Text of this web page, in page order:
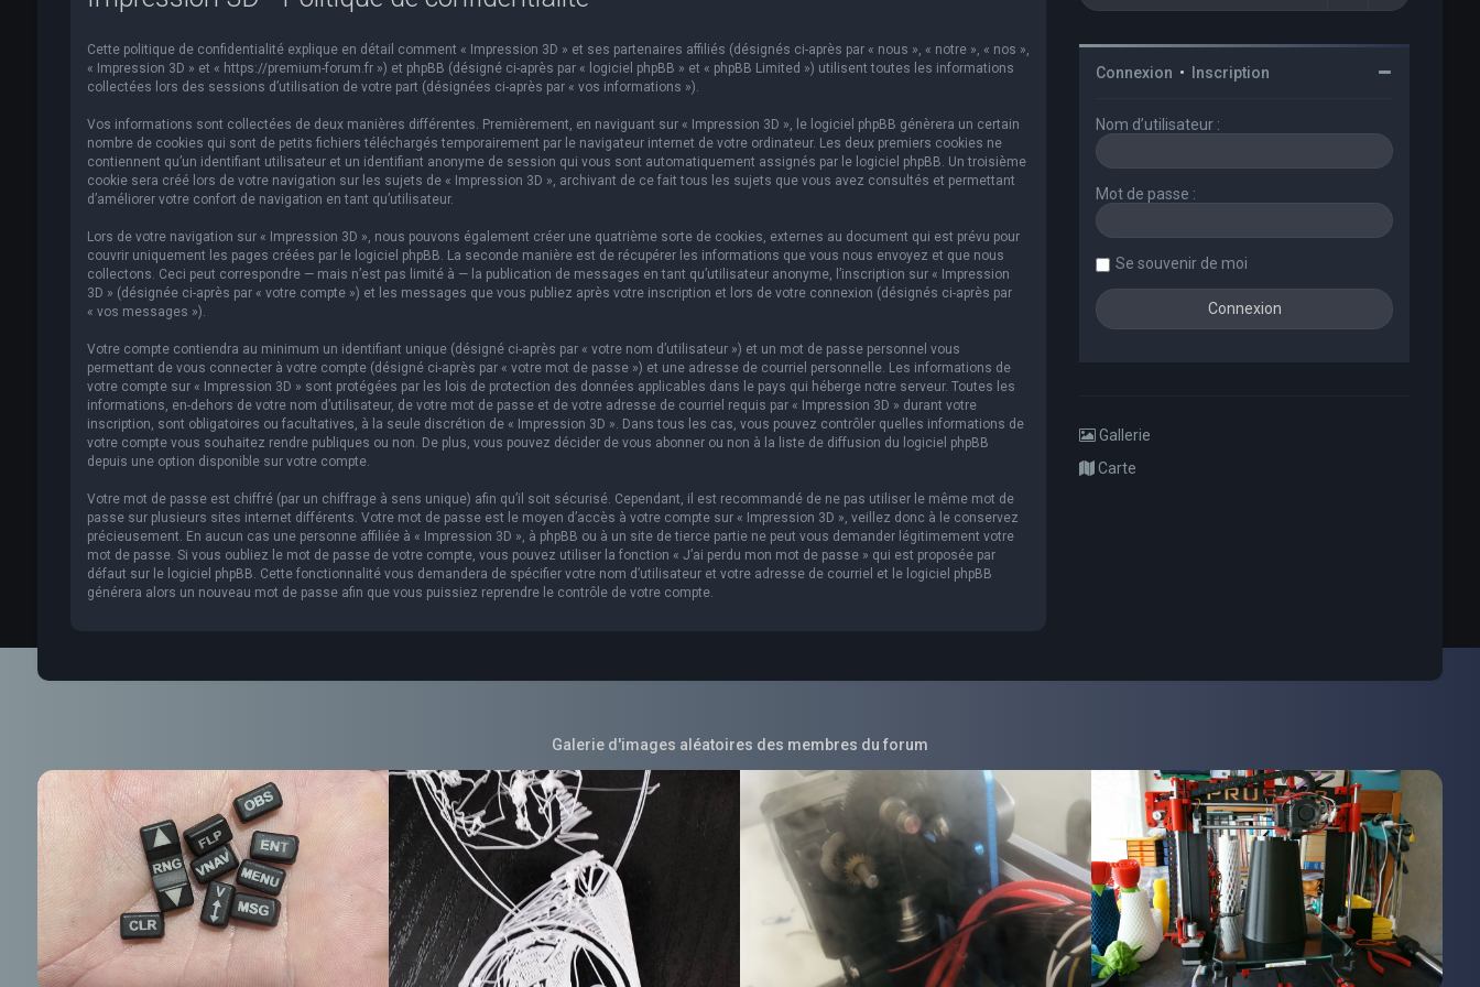
Cette politique de confidentialité explique en détail comment « Impression 3D » et ses partenaires affiliés (désignés ci-après par « nous », « notre », « nos »,
« Impression 3D » et « https://premium-forum.fr ») et phpBB (désigné ci-après par « logiciel phpBB » et « phpBB Limited ») utilisent toutes les informations
collectées lors des sessions d’utilisation de votre part (désignées ci-après par « vos informations »).
Vos informations sont collectées de deux manières différentes. Premièrement, en naviguant sur « Impression 3D », le logiciel phpBB génèrera un certain
nombre de cookies qui sont de petits fichiers téléchargés temporairement par le navigateur internet de votre ordinateur. Les deux premiers cookies ne
contiennent qu’un identifiant utilisateur et un identifiant anonyme de session qui vous sont automatiquement assignés par le logiciel phpBB. Un troisième
cookie sera créé lors de votre navigation sur les sujets de « Impression 3D », archivant de ce fait tous les sujets que vous avez consultés et permettant
d’améliorer votre confort de navigation en tant qu’utilisateur.
Lors de votre navigation sur « Impression 3D », nous pouvons également créer une quatrième sorte de cookies, externes au document qui est prévu pour
couvrir uniquement les pages créées par le logiciel phpBB. La seconde manière est de récupérer les informations que vous nous envoyez et que nous
collectons. Ceci peut correspondre — mais n’est pas limité à — la publication de messages en tant qu’utilisateur anonyme, l’inscription sur « Impression
3D » (désignée ci-après par « votre compte ») et les messages que vous publiez après votre inscription et lors de votre connexion (désignés ci-après par
« vos messages »).
Votre compte contiendra au minimum un identifiant unique (désigné ci-après par « votre nom d’utilisateur ») et un mot de passe personnel vous
permettant de vous connecter à votre compte (désigné ci-après par « votre mot de passe ») et une adresse de courriel personnelle. Les informations de
votre compte sur « Impression 3D » sont protégées par les lois de protection des données applicables dans le pays qui héberge notre serveur. Toutes les
informations, en-dehors de votre nom d’utilisateur, de votre mot de passe et de votre adresse de courriel requis par « Impression 3D » durant votre
inscription, sont obligatoires ou facultatives, à la seule discrétion de « Impression 3D ». Dans tous les cas, vous pouvez contrôler quelles informations de
votre compte vous souhaitez rendre publiques ou non. De plus, vous pouvez décider de vous abonner ou non à la liste de diffusion du logiciel phpBB
depuis une option disponible sur votre compte.
Votre mot de passe est chiffré (par un chiffrage à sens unique) afin qu’il soit sécurisé. Cependant, il est recommandé de ne pas utiliser le même mot de
passe sur plusieurs sites internet différents. Votre mot de passe est le moyen d’accès à votre compte sur « Impression 3D », veillez donc à le conservez
précieusement. En aucun cas une personne affiliée à « Impression 3D », à phpBB ou à un site de tierce partie ne peut vous demander légitimement votre
mot de passe. Si vous oubliez le mot de passe de votre compte, vous pouvez utiliser la fonction « J’ai perdu mon mot de passe » qui est proposée par
défaut sur le logiciel phpBB. Cette fonctionnalité vous demandera de spécifier votre nom d’utilisateur et votre adresse de courriel et le logiciel phpBB
générera alors un nouveau mot de passe afin que vous puissiez reprendre le contrôle de votre compte.
Connexion • Inscription
Nom d’utilisateur :
Mot de passe :
Se souvenir de moi
Gallerie
Carte
Galerie d'images aléatoires des membres du forum